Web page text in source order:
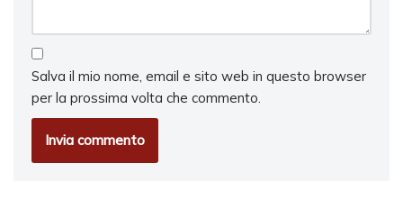
Salva il mio nome, email e sito web in questo browser
per la prossima volta che commento.